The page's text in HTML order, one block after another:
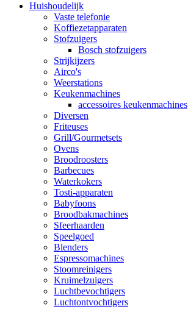
Huishoudelijk
Vaste telefonie
Koffiezetapparaten
Stofzuigers
Bosch stofzuigers
Strijkijzers
Airco's
Weerstations
Keukenmachines
accessoires keukenmachines
Diversen
Friteuses
Grill/Gourmetsets
Ovens
Broodroosters
Barbecues
Waterkokers
Tosti-apparaten
Babyfoons
Broodbakmachines
Sfeerhaarden
Speelgoed
Blenders
Espressomachines
Stoomreinigers
Kruimelzuigers
Luchtbevochtigers
Luchtontvochtigers